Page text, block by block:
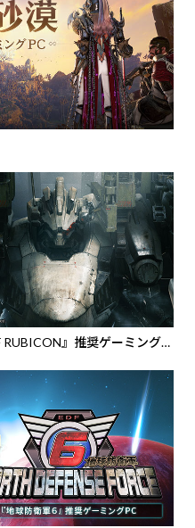
RUBICON』推奨ゲーミング